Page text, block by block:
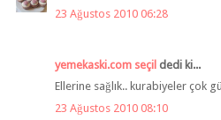
23 Ağustos 2010 06:28
yemekaski.com seçil dedi ki...
Ellerine sağlık.. kurabiyeler çok
23 Ağustos 2010 08:10